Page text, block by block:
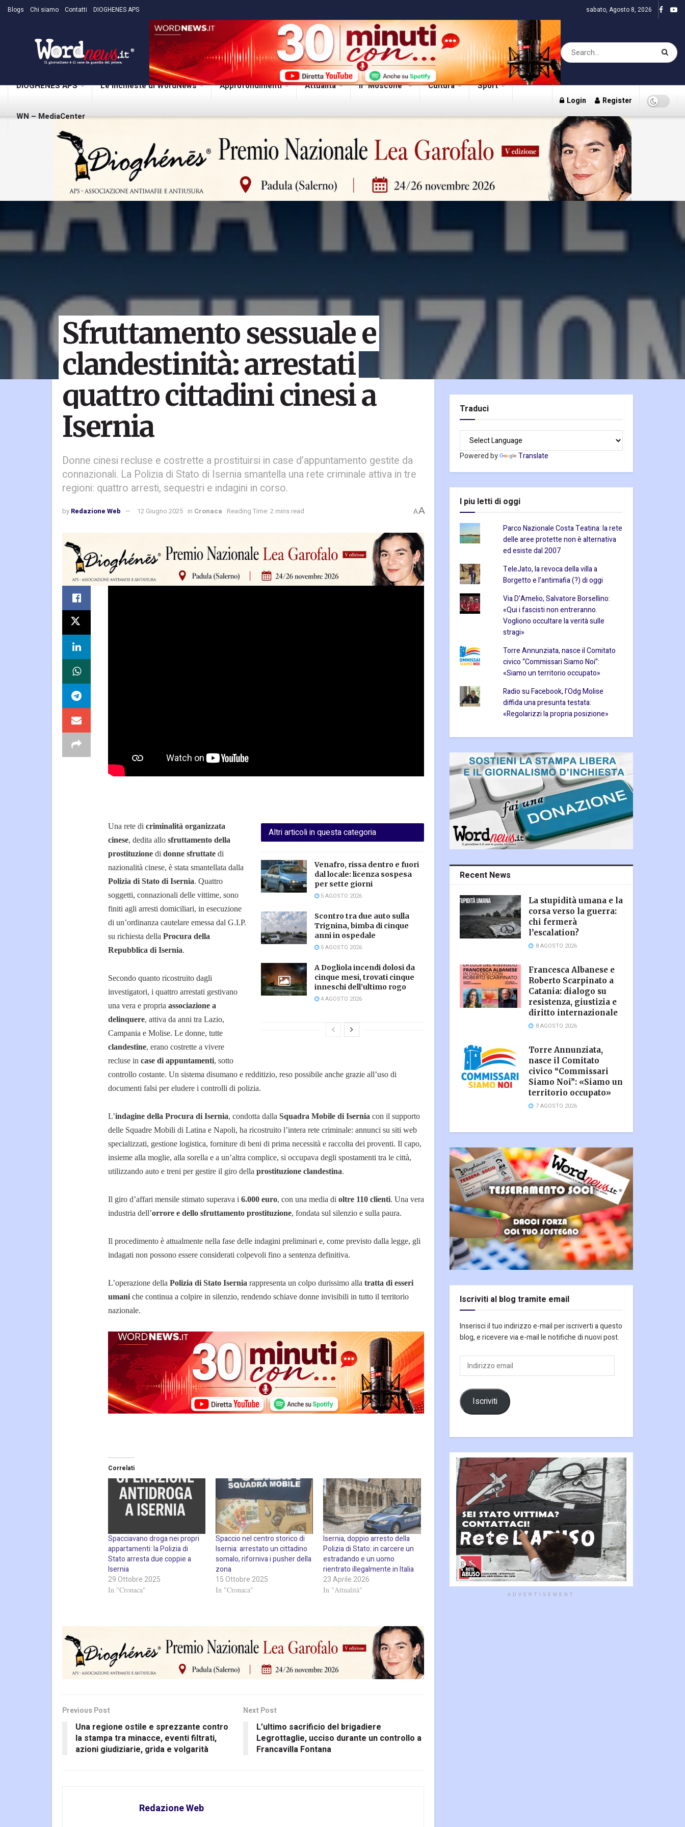
Blogs Chi siamo Contatti DIOGHENES APS sabato, Agosto 8, 2026
DIOGHENES APS Le inchieste di WordNews Approfondimenti Attualità Il “Moscone” Cultura Sport
WN – MediaCenter
Login Register
Sfruttamento sessuale e
clandestinità: arrestati
quattro cittadini cinesi a
Isernia
Donne cinesi recluse e costrette a prostituirsi in case d’appuntamento gestite da
connazionali. La Polizia di Stato di Isernia smantella una rete criminale attiva in tre
regioni: quattro arresti, sequestri e indagini in corso.
by Redazione Web 12 Giugno 2025 in Cronaca Reading Time: 2 mins read AA
Altri articoli in questa categoria
Venafro, rissa dentro e fuori
dal locale: licenza sospesa
per sette giorni
5 AGOSTO 2026
Scontro tra due auto sulla
Trignina, bimba di cinque
anni in ospedale
5 AGOSTO 2026
A Dogliola incendi dolosi da
cinque mesi, trovati cinque
inneschi dell’ultimo rogo
4 AGOSTO 2026
Una rete di criminalità organizzata
cinese, dedita allo sfruttamento della
prostituzione di donne sfruttate di
nazionalità cinese, è stata smantellata dalla
Polizia di Stato di Isernia. Quattro
soggetti, connazionali delle vittime, sono
finiti agli arresti domiciliari, in esecuzione
di un’ordinanza cautelare emessa dal G.I.P.
su richiesta della Procura della
Repubblica di Isernia.
Secondo quanto ricostruito dagli
investigatori, i quattro arrestati gestivano
una vera e propria associazione a
delinquere, attiva da anni tra Lazio,
Campania e Molise. Le donne, tutte
clandestine, erano costrette a vivere
recluse in case di appuntamenti, sotto
controllo costante. Un sistema disumano e redditizio, reso possibile anche grazie all’uso di
documenti falsi per eludere i controlli di polizia.
L’indagine della Procura di Isernia, condotta dalla Squadra Mobile di Isernia con il supporto
delle Squadre Mobili di Latina e Napoli, ha ricostruito l’intera rete criminale: annunci su siti web
specializzati, gestione logistica, forniture di beni di prima necessità e raccolta dei proventi. Il capo,
insieme alla moglie, alla sorella e a un’altra complice, si occupava degli spostamenti tra le città,
utilizzando auto e treni per gestire il giro della prostituzione clandestina.
Il giro d’affari mensile stimato superava i 6.000 euro, con una media di oltre 110 clienti. Una vera
industria dell’orrore e dello sfruttamento prostituzione, fondata sul silenzio e sulla paura.
Il procedimento è attualmente nella fase delle indagini preliminari e, come previsto dalla legge, gli
indagati non possono essere considerati colpevoli fino a sentenza definitiva.
L’operazione della Polizia di Stato Isernia rappresenta un colpo durissimo alla tratta di esseri
umani che continua a colpire in silenzio, rendendo schiave donne invisibili in tutto il territorio
nazionale.
Correlati
Spacciavano droga nei propri
appartamenti: la Polizia di
Stato arresta due coppie a
Isernia
29 Ottobre 2025
In "Cronaca"
Spaccio nel centro storico di
Isernia: arrestato un cittadino
somalo, riforniva i pusher della
zona
15 Ottobre 2025
In "Cronaca"
Isernia, doppio arresto della
Polizia di Stato: in carcere un
estradando e un uomo
rientrato illegalmente in Italia
23 Aprile 2026
In "Attualità"
Previous Post
Una regione ostile e sprezzante contro
la stampa tra minacce, eventi filtrati,
azioni giudiziarie, grida e volgarità
Next Post
L’ultimo sacrificio del brigadiere
Legrottaglie, ucciso durante un controllo a
Francavilla Fontana
Redazione Web
Traduci
Powered by Translate
I piu letti di oggi
Parco Nazionale Costa Teatina: la rete
delle aree protette non è alternativa
ed esiste dal 2007
TeleJato, la revoca della villa a
Borgetto e l’antimafia (?) di oggi
Via D’Amelio, Salvatore Borsellino:
«Qui i fascisti non entreranno.
Vogliono occultare la verità sulle
stragi»
Torre Annunziata, nasce il Comitato
civico “Commissari Siamo Noi”:
«Siamo un territorio occupato»
Radio su Facebook, l’Odg Molise
diffida una presunta testata:
«Regolarizzi la propria posizione»
Recent News
La stupidità umana e la
corsa verso la guerra:
chi fermerà
l’escalation?
8 AGOSTO 2026
Francesca Albanese e
Roberto Scarpinato a
Catania: dialogo su
resistenza, giustizia e
diritto internazionale
8 AGOSTO 2026
Torre Annunziata,
nasce il Comitato
civico “Commissari
Siamo Noi”: «Siamo un
territorio occupato»
7 AGOSTO 2026
Iscriviti al blog tramite email
Inserisci il tuo indirizzo e-mail per iscriverti a questo
blog, e ricevere via e-mail le notifiche di nuovi post.
Indirizzo
email
Iscriviti
ADVERTISEMENT